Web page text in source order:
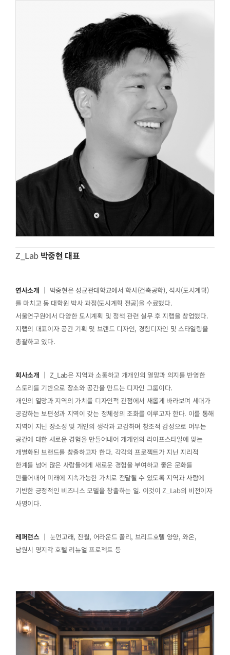
Z_Lab 박중현 대표
연사소개 ｜ 박중현은 성균관대학교에서 학사(건축공학), 석사(도시계획)
를 마치고 동 대학원 박사 과정(도시계획 전공)을 수료했다.
서울연구원에서 다양한 도시계획 및 정책 관련 실무 후 지랩을 창업했다.
지랩의 대표이자 공간 기획 및 브랜드 디자인, 경험디자인 및 스타일링을
총괄하고 있다.
회사소개 ｜ Z_Lab은 지역과 소통하고 개개인의 열망과 의지를 반영한
스토리를 기반으로 장소와 공간을 만드는 디자인 그룹이다.
개인의 열망과 지역의 가치를 디자인적 관점에서 새롭게 바라보며 세대가
공감하는 보편성과 지역이 갖는 정체성의 조화를 이루고자 한다. 이를 통해
지역이 지닌 장소성 및 개인의 생각과 교감하며 창조적 감성으로 머무는
공간에 대한 새로운 경험을 만들어내어 개개인의 라이프스타일에 맞는
개별화된 브랜드를 창출하고자 한다. 각각의 프로젝트가 지닌 지리적
한계를 넘어 많은 사람들에게 새로운 경험을 부여하고 좋은 문화를
만들어내어 미래에 지속가능한 가치로 전달될 수 있도록 지역과 사람에
기반한 긍정적인 비즈니스 모델을 창출하는 일. 이것이 Z_Lab의 비전이자
사명이다.
레퍼런스 ｜ 눈먼고래, 잔월, 어라운드 폴리, 브리드호텔 양양, 와온,
남원시 명지각 호텔 리뉴얼 프로젝트 등